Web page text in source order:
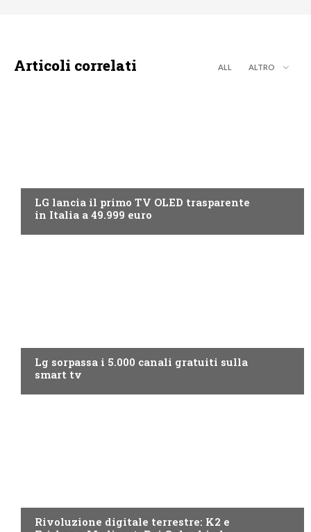
Articoli correlati ALL ALTRO
LG lancia il primo TV OLED trasparente
in Italia a 49.999 euro
Lg sorpassa i 5.000 canali gratuiti sulla
smart tv
Rivoluzione digitale terrestre: K2 e